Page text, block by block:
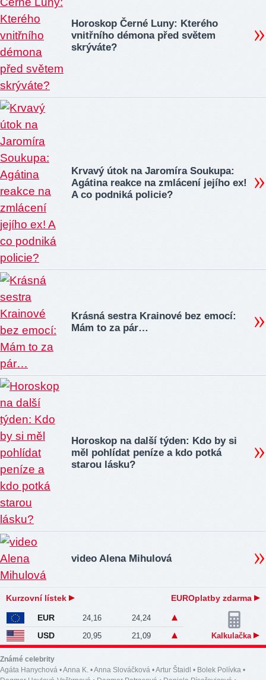
Horoskop Černé Luny: Kterého
vnitřního démona před světem
skrýváte?
Krvavý útok na Jaromíra Soukupa:
Agátina reakce na zmlácení jejího ex!
A co podniká policie?
Krásná sestra Krainové bez emocí:
Mám to za pár…
Horoskop na další týden: Kdo by si
měl pohlídat peníze a kdo potká
starou lásku?
video Alena Mihulová
Kurzovní lístek EUROplatby zdarma
EUR 24,16 24,24
USD 20,95 21,09 Kalkulačka
Známé celebrity
Agáta Hanychová •Anna K. •Anna Slováčková •Artur Štaidl • Bolek Polívka •